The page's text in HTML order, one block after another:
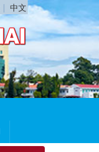
中文